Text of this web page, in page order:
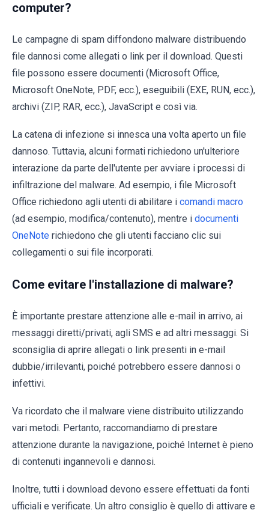
computer?
Le campagne di spam diffondono malware distribuendo
file dannosi come allegati o link per il download. Questi
file possono essere documenti (Microsoft Office,
Microsoft OneNote, PDF, ecc.), eseguibili (EXE, RUN, ecc.),
archivi (ZIP, RAR, ecc.), JavaScript e così via.
La catena di infezione si innesca una volta aperto un file
dannoso. Tuttavia, alcuni formati richiedono un'ulteriore
interazione da parte dell'utente per avviare i processi di
infiltrazione del malware. Ad esempio, i file Microsoft
Office richiedono agli utenti di abilitare i comandi macro
(ad esempio, modifica/contenuto), mentre i documenti
OneNote richiedono che gli utenti facciano clic sui
collegamenti o sui file incorporati.
Come evitare l'installazione di malware?
È importante prestare attenzione alle e-mail in arrivo, ai
messaggi diretti/privati, agli SMS e ad altri messaggi. Si
sconsiglia di aprire allegati o link presenti in e-mail
dubbie/irrilevanti, poiché potrebbero essere dannosi o
infettivi.
Va ricordato che il malware viene distribuito utilizzando
vari metodi. Pertanto, raccomandiamo di prestare
attenzione durante la navigazione, poiché Internet è pieno
di contenuti ingannevoli e dannosi.
Inoltre, tutti i download devono essere effettuati da fonti
ufficiali e verificate. Un altro consiglio è quello di attivare e